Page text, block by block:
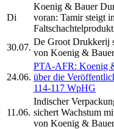
Di
Koenig & Bauer
voran: Tamir steigt
30.07.
De Groot Drukkerij
von Koenig & Bauer
24.06.
PTA-AFR: Koenig
über die
114-117 WpHG
11.06.
Indischer
sichert Wachstum
von Koenig & Bauer